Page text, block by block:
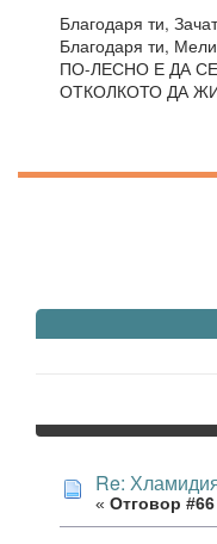
Благодаря ти,
Благодаря ти,
ПО-ЛЕСНО Е ДА
ОТКОЛКОТО ДА
Re:
« Отговор #66